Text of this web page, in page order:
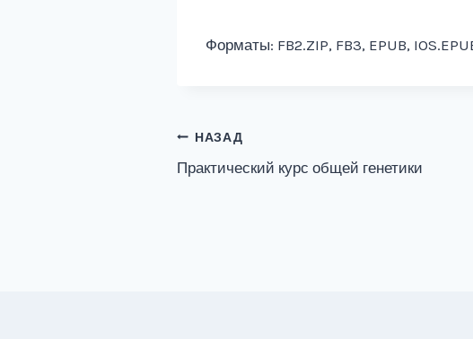
Форматы: FB2.ZIP, FB3, EPUB,
Навигация
по
НАЗАД
Практический курс общей генетики